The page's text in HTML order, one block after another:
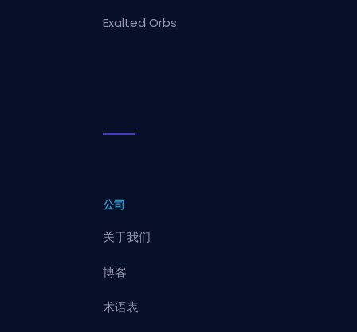
Exalted Orbs
公司
关于我们
博客
术语表